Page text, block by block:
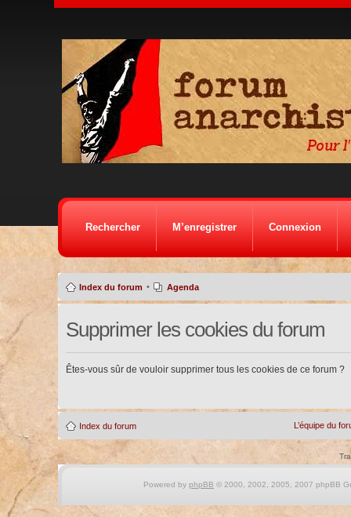
Rechercher M’enregistrer Connexion
Index du forum • Agenda
Supprimer les cookies du forum
Êtes-vous sûr de vouloir supprimer tous les cookies de ce forum ?
Index du forum L’équipe du
Powered by phpBB © 2000, 2002, 2005, 2007 phpBB